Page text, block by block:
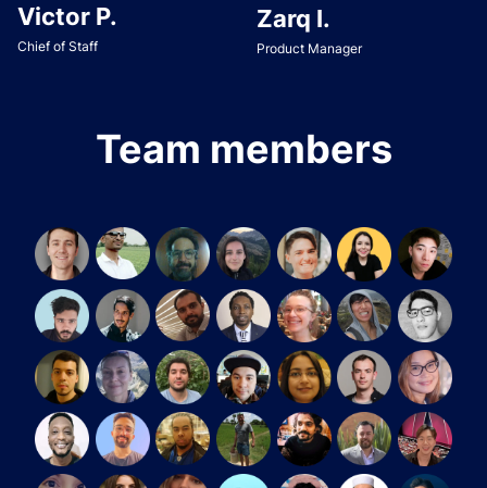
Victor P.
Chief of Staff
Zarq I.
Product Manager
Team members